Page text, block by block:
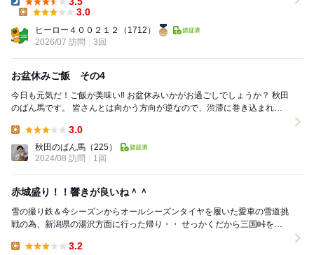
Dinner: 3.0
ヒーロー４００２１２
（1712）
2026/07 訪問
3回
お盆休みご飯 その4
今日も元気だ！ご飯が美味い‼︎ お盆休みいかがお過ごしでしょうか？ 秋田
のばん馬です。 皆さんとは向かう方向が逆なので、渋滞に巻き込まれず
3.0
秋田のばん馬 （225）
2024/08 訪問
1回
赤城盛り！！響きが良いね＾＾
雪の撮り鉄＆今シーズンからオールシーズンタイヤを履いた愛車の雪道挑
戦の為、新潟県の湯沢方面に行った帰り・・ せっかくだから三国峠を越
3.2